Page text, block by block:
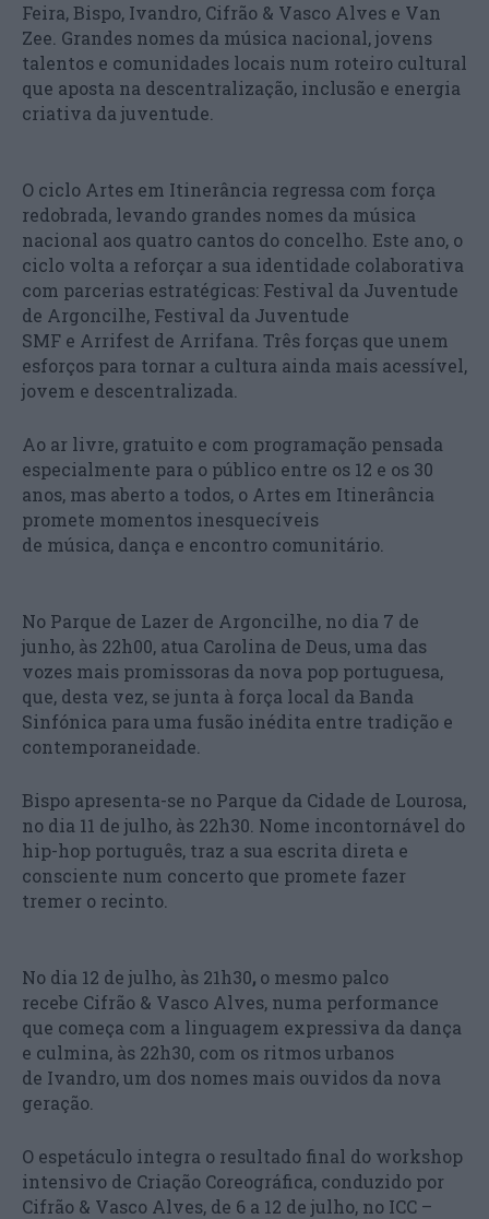
Feira, Bispo, Ivandro, Cifrão & Vasco Alves e Van
Zee. Grandes nomes da música nacional, jovens
talentos e comunidades locais num roteiro cultural
que aposta na descentralização, inclusão e energia
criativa da juventude.
O ciclo Artes em Itinerância regressa com força
redobrada, levando grandes nomes da música
nacional aos quatro cantos do concelho. Este ano, o
ciclo volta a reforçar a sua identidade colaborativa
com parcerias estratégicas: Festival da Juventude
de Argoncilhe, Festival da Juventude
SMF e Arrifest de Arrifana. Três forças que unem
esforços para tornar a cultura ainda mais acessível,
jovem e descentralizada.
Ao ar livre, gratuito e com programação pensada
especialmente para o público entre os 12 e os 30
anos, mas aberto a todos, o Artes em Itinerância
promete momentos inesquecíveis
de música, dança e encontro comunitário.
No Parque de Lazer de Argoncilhe, no dia 7 de
junho, às 22h00, atua Carolina de Deus, uma das
vozes mais promissoras da nova pop portuguesa,
que, desta vez, se junta à força local da Banda
Sinfónica para uma fusão inédita entre tradição e
contemporaneidade.
Bispo apresenta-se no Parque da Cidade de Lourosa,
no dia 11 de julho, às 22h30. Nome incontornável do
hip-hop português, traz a sua escrita direta e
consciente num concerto que promete fazer
tremer o recinto.
No dia 12 de julho, às 21h30, o mesmo palco
recebe Cifrão & Vasco Alves, numa performance
que começa com a linguagem expressiva da dança
e culmina, às 22h30, com os ritmos urbanos
de Ivandro, um dos nomes mais ouvidos da nova
geração.
O espetáculo integra o resultado final do workshop
intensivo de Criação Coreográfica, conduzido por
Cifrão & Vasco Alves, de 6 a 12 de julho, no ICC –